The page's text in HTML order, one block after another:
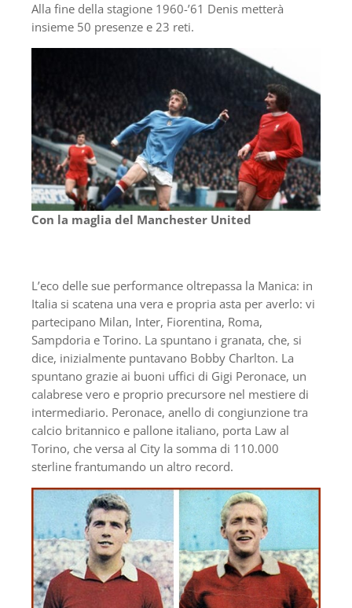
Alla fine della stagione 1960-’61 Denis metterà
insieme 50 presenze e 23 reti.
Con la maglia del Manchester United
L’eco delle sue performance oltrepassa la Manica: in
Italia si scatena una vera e propria asta per averlo: vi
partecipano Milan, Inter, Fiorentina, Roma,
Sampdoria e Torino. La spuntano i granata, che, si
dice, inizialmente puntavano Bobby Charlton. La
spuntano grazie ai buoni uffici di Gigi Peronace, un
calabrese vero e proprio precursore nel mestiere di
intermediario. Peronace, anello di congiunzione tra
calcio britannico e pallone italiano, porta Law al
Torino, che versa al City la somma di 110.000
sterline frantumando un altro record.